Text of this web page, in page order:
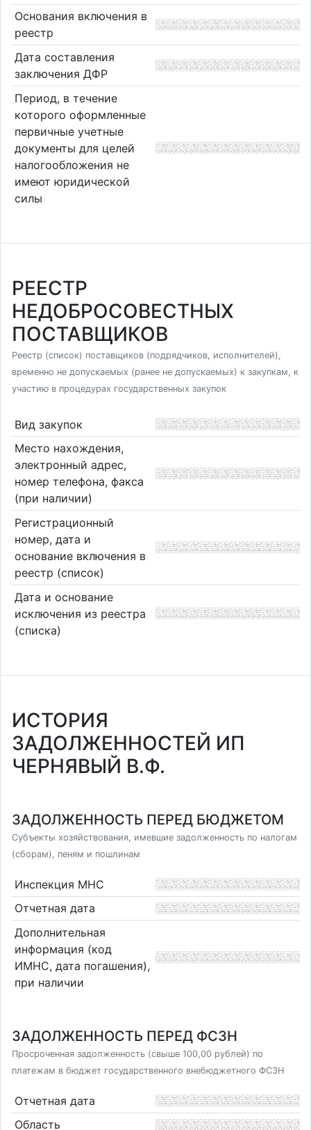
Основания включения в
реестр
Дата составления
заключения ДФР
Период, в течение
которого оформленные
первичные учетные
документы для целей
налогообложения не
имеют юридической
силы
РЕЕСТР
НЕДОБРОСОВЕСТНЫХ
ПОСТАВЩИКОВ
Реестр (список) поставщиков (подрядчиков, исполнителей),
временно не допускаемых (ранее не допускаемых) к закупкам, к
участию в процедурах государственных закупок
Вид закупок
Место нахождения,
электронный адрес,
номер телефона, факса
(при наличии)
Регистрационный
номер, дата и
основание включения в
реестр (список)
Дата и основание
исключения из реестра
(списка)
ИСТОРИЯ
ЗАДОЛЖЕННОСТЕЙ ИП
ЧЕРНЯВЫЙ В.Ф.
ЗАДОЛЖЕННОСТЬ ПЕРЕД БЮДЖЕТОМ
Субъекты хозяйствования, имевшие задолженность по налогам
(сборам), пеням и пошлинам
Инспекция МНС
Отчетная дата
Дополнительная
информация (код
ИМНС, дата погашения),
при наличии
ЗАДОЛЖЕННОСТЬ ПЕРЕД ФСЗН
Просроченная задолженность (свыше 100,00 рублей) по
платежам в бюджет государственного внебюджетного ФСЗН
Отчетная дата
Область